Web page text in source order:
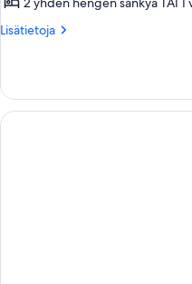
kuvat
Lisätietoja
Lisätietoja